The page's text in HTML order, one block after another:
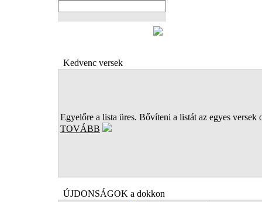
Kedvenc versek
Egyelőre a lista üres. Bővíteni a listát az egyes versek
TOVÁBB
ÚJDONSÁGOK a dokkon